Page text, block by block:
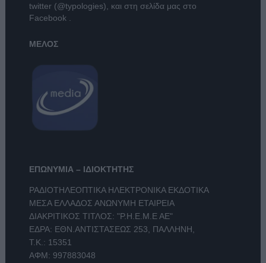
twitter (@typologies) , και στη σελίδα μας στο
Facebook
ΜΕΛΟΣ
ΕΠΩΝΥΜΙΑ – ΙΔΙΟΚΤΗΤΗΣ
ΡΑΔΙΟΤΗΛΕΟΠΤΙΚΑ ΗΛΕΚΤΡΟΝΙΚΑ ΕΚΔΟΤΙΚΑ
ΜΕΣΑ ΕΛΛΑΔΟΣ ΑΝΩΝΥΜΗ ΕΤΑΙΡΕΙΑ
ΔΙΑΚΡΙΤΙΚΟΣ ΤΙΤΛΟΣ: "Ρ.Η.Ε.Μ.Ε ΑΕ"
ΕΔΡΑ: ΕΘΝ.ΑΝΤΙΣΤΑΣΕΩΣ 253, ΠΑΛΛΗΝΗ,
Τ.Κ.: 15351
ΑΦΜ: 997883048